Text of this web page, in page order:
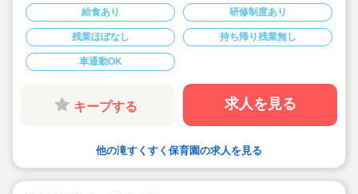
◆社会保険完備！
◆皆勤手当あり♪
◆派遣でのお仕事
◆車通勤可
給食あり 研修制度あり
残業ほぼなし 持ち帰り残業無し
車通勤OK
キープする 求人を見る
他の滝すくすく保育園の求人を見る